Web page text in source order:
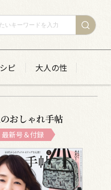
ピ 大人の性
おしゃれ手帖
最新号＆付録